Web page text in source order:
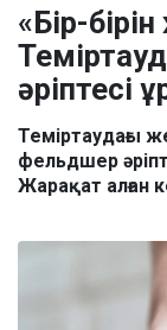
«Бір-
әріптесі
Теміртаудағы
фельдшер
Жарақат алған